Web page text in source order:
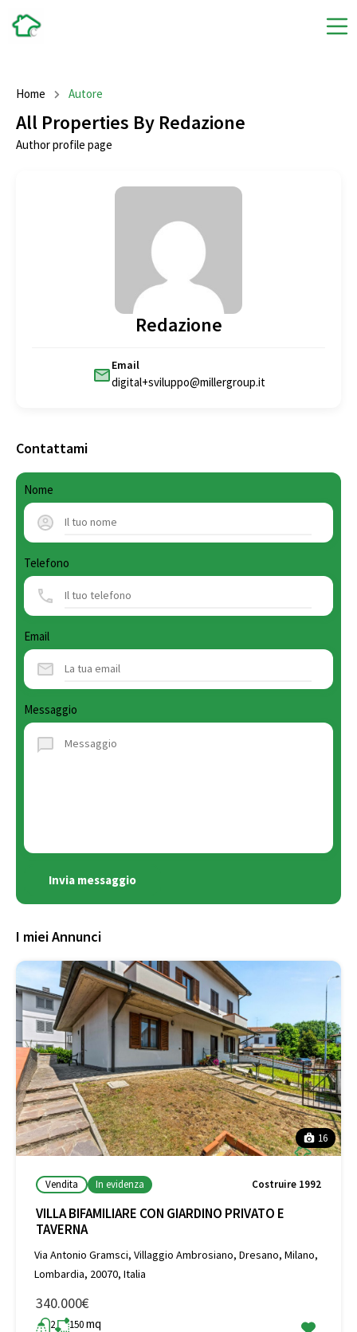
Home Autore
All Properties By Redazione
Author profile page
Redazione
Email
digital+sviluppo@millergroup.it
Contattami
Nome
Telefono
Email
Messaggio
Invia messaggio
I miei Annunci
16
Vendita In evidenza Costruire 1992
VILLA BIFAMILIARE CON GIARDINO PRIVATO E
TAVERNA
Via Antonio Gramsci, Villaggio Ambrosiano, Dresano, Milano,
Lombardia, 20070, Italia
340.000€
2 150mq